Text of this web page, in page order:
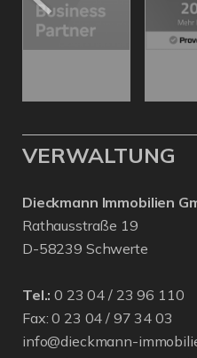
VERWALTUNG
Dieckmann Immobilien
Rathausstraße 19
D-58239 Schwerte
Tel.: 0 23 04 / 23 96 110
Fax: 0 23 04 / 97 34 03
info@dieckmann-